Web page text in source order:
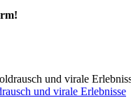
und virale Erlebnisse